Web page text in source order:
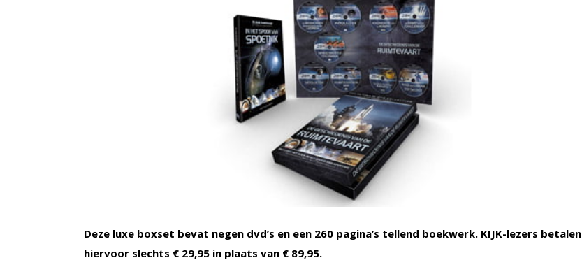
Deze luxe boxset bevat negen dvd’s en een 260 pagina’s tellend boekwerk. KIJK-lezers betalen
hiervoor slechts € 29,95 in plaats van € 89,95.